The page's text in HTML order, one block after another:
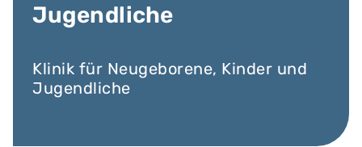
Jugendliche
Klinik für Neugeborene, Kinder und
Jugendliche